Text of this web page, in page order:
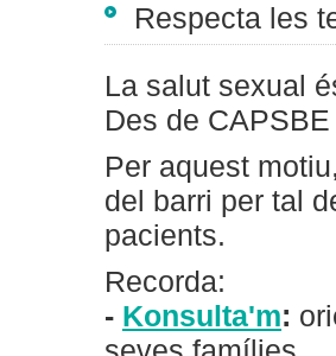
Respecta les
La salut sexual
Des de
Per aquest
del barri per tal
pacients.
Recorda:
- Konsulta'm: